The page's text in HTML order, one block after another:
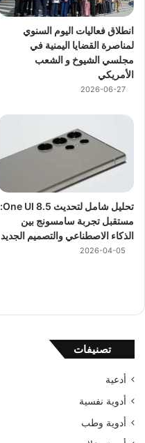
انطلاق فعاليات اليوم السنوي
لمناصرة القضايا اليمنية في
مجلسي الشيوخ و الشعب
الأمريكي
2026-06-27
تحليل شامل لتحديث One UI 8.5:
مستقبل تجربة سامسونج بين
الذكاء الاصطناعي والتصميم الجديد
2026-04-05
تصنيفات
أدعية
أدوية نفسية
أدوية وطب